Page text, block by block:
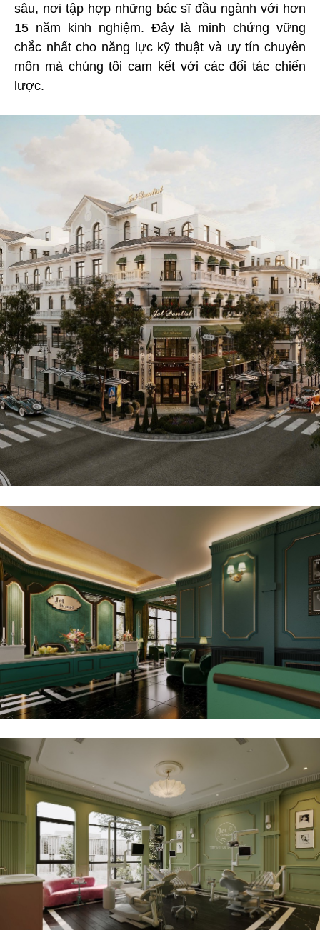
sâu, nơi tập hợp những bác sĩ đầu ngành với hơn
15 năm kinh nghiệm. Đây là minh chứng vững
chắc nhất cho năng lực kỹ thuật và uy tín chuyên
môn mà chúng tôi cam kết với các đối tác chiến
lược.